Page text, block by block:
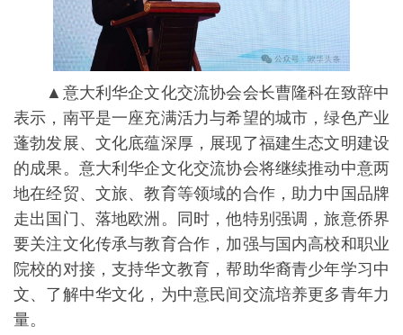
▲意大利华企文化交流协会会长曹隆科在致辞中
表示，南平是一座充满活力与希望的城市，绿色产业
蓬勃发展、文化底蕴深厚，展现了福建生态文明建设
的成果。意大利华企文化交流协会将继续推动中意两
地在经贸、文旅、教育等领域的合作，助力中国品牌
走出国门、落地欧洲。同时，他特别强调，旅意侨界
要关注文化传承与教育合作，加强与国内高校和职业
院校的对接，支持华文教育，帮助华裔青少年学习中
文、了解中华文化，为中意民间交流培养更多青年力
量。